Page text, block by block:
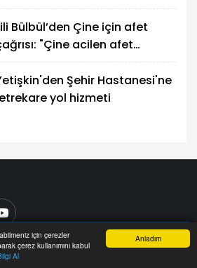
Anladım
için çerezler
çerez kullanımını kabul
Al
Bülbül’den Çine için afet
"Çine acilen afet
Şehir Hastanesi'ne
yol hizmeti
Ara İhbar Hattı Menu